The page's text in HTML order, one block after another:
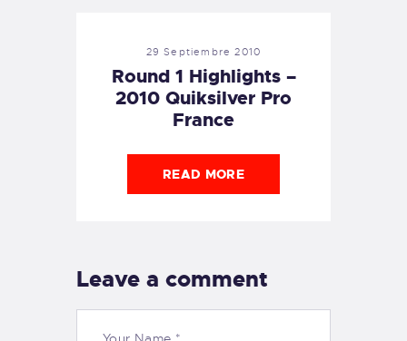
29 Septiembre 2010
Round 1 Highlights –
2010 Quiksilver Pro
France
READ MORE
Leave a comment